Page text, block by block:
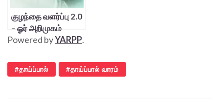
குழந்தை வளர்ப்பு 2.0
– ஓர் அறிமுகம்
Powered byYARPP.
தாய்ப்பால் தாய்ப்பால் வாரம்